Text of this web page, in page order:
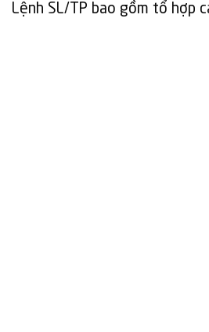
Lệnh SL/TP bao gồm tổ hợp